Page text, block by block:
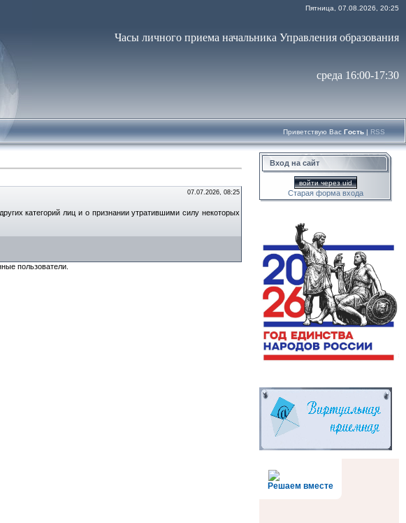
Пятница, 07.08.2026, 20:25
Часы личного приема начальника Управления образования
среда 16:00-17:30
Приветствую Вас Гость | RSS
07.07.2026, 08:25
категорий лиц и о признании утратившими силу некоторых
пользователи.
Вход на сайт
войти через uid
Старая форма входа
Решаем вместе